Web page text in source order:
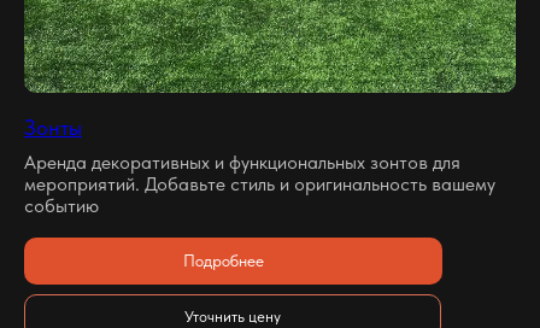
Зонты
Аренда декоративных и функциональных зонтов для
мероприятий. Добавьте стиль и оригинальность вашему
событию
Подробнее
Уточнить цену